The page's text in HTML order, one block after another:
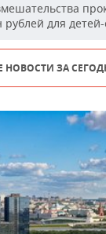
для
НОВОСТИ ЗА